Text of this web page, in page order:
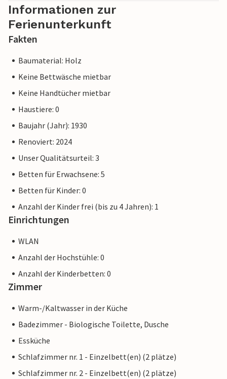
Informationen zur
Ferienunterkunft
Fakten
Baumaterial: Holz
Keine Bettwäsche mietbar
Keine Handtücher mietbar
Haustiere: 0
Baujahr (Jahr): 1930
Renoviert: 2024
Unser Qualitätsurteil: 3
Betten für Erwachsene: 5
Betten für Kinder: 0
Anzahl der Kinder frei (bis zu 4 Jahren): 1
Einrichtungen
WLAN
Anzahl der Hochstühle: 0
Anzahl der Kinderbetten: 0
Zimmer
Warm-/Kaltwasser in der Küche
Badezimmer - Biologische Toilette, Dusche
Essküche
Schlafzimmer nr. 1 - Einzelbett(en) (2 plätze)
Schlafzimmer nr. 2 - Einzelbett(en) (2 plätze)